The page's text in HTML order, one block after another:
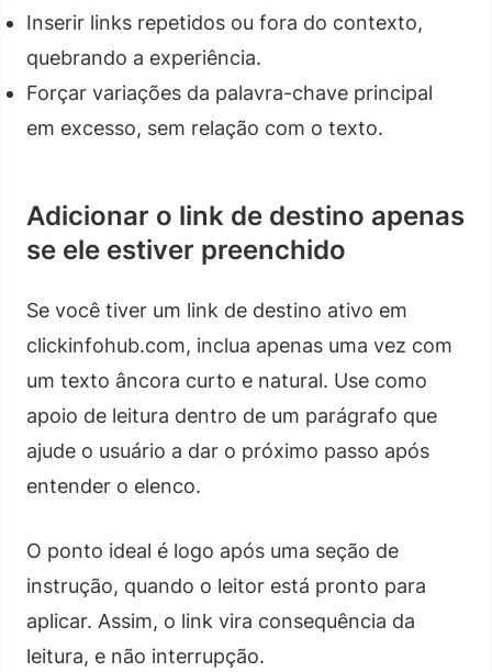
Inserir links repetidos ou fora do contexto,
quebrando a experiência.
Forçar variações da palavra-chave principal
em excesso, sem relação com o texto.
Adicionar o link de destino apenas
se ele estiver preenchido
Se você tiver um link de destino ativo em
clickinfohub.com, inclua apenas uma vez com
um texto âncora curto e natural. Use como
apoio de leitura dentro de um parágrafo que
ajude o usuário a dar o próximo passo após
entender o elenco.
O ponto ideal é logo após uma seção de
instrução, quando o leitor está pronto para
aplicar. Assim, o link vira consequência da
leitura, e não interrupção.